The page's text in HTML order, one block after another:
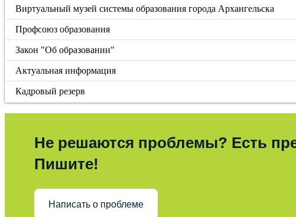
Виртуальный музей системы образования города Архангельска
Профсоюз образования
Закон "Об образовании"
Актуальная информация
Кадровый резерв
Не решаются проблемы? Есть
Пишите!
Написать о проблеме